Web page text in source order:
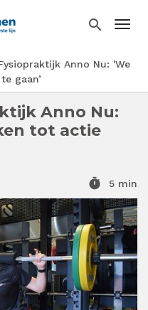
search
Anno Nu: 'We
gaan’
Anno Nu:
tot actie
timer 5 min